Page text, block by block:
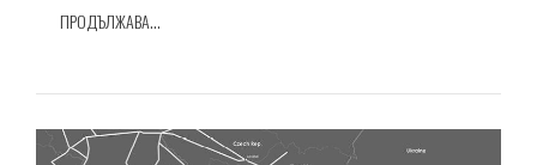
ПРОДЪЛЖАВА...